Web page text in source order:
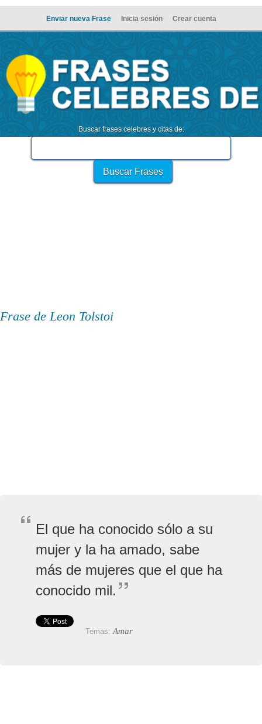
Enviar nueva Frase Inicia sesión Crear cuenta
Buscar frases celebres y citas de:
Frase de Leon Tolstoi
El que ha conocido sólo a su
mujer y la ha amado, sabe
más de mujeres que el que ha
conocido mil.
Temas: Amar